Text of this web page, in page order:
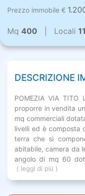
Prezzo immobile €
Mq 400 | Locali 11
DESCRIZIONE
POMEZIA VIA
proporre in vendita
mq commerciali
livelli ed è composta
terra che si
abitabile, camera da
angolo di mq 60
( leggi di più )